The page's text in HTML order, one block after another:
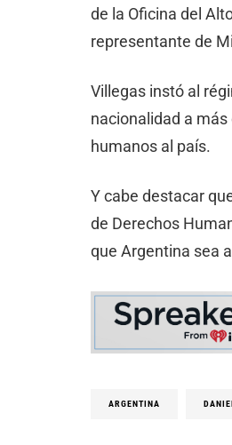
de la Oficina del
representante de
Villegas instó al
nacionalidad a
humanos al país.
Y cabe destacar
de Derechos
que Argentina sea
ARGENTINA